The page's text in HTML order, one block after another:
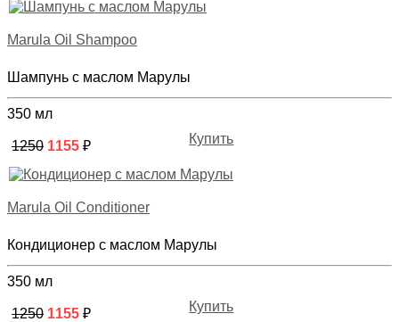
Marula Oil Shampoo
Шампунь с маслом Марулы
350 мл
1250 1155 ₽ Купить
Marula Oil Conditioner
Кондиционер с маслом Марулы
350 мл
1250 1155 ₽ Купить